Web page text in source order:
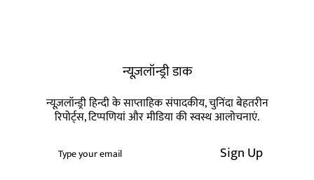
न्यूज़लॉन्ड्री डाक
न्यूज़लॉन्ड्री हिन्दी के साप्ताहिक संपादकीय, चुनिंदा बेहतरीन
रिपोर्ट्स, टिप्पणियां और मीडिया की स्वस्थ आलोचनाएं.
Sign Up